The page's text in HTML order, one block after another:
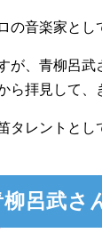
の音楽家とし
が、青柳呂武
ら拝見して、
タレントとし
柳呂武さ